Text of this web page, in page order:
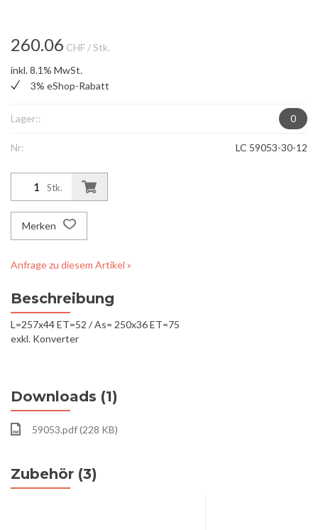
260.06 CHF / Stk.
inkl. 8.1% MwSt.
3% eShop-Rabatt
Lager:: 0
Nr: LC 59053-30-12
Stk.
Merken
Anfrage zu diesem Artikel »
Beschreibung
L=257x44 ET=52 / As= 250x36 ET=75
exkl. Konverter
Downloads (1)
59053.pdf (228 KB)
Zubehör (3)